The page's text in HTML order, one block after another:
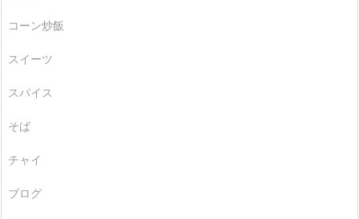
コーン炒飯
スイーツ
スパイス
そば
チャイ
ブログ